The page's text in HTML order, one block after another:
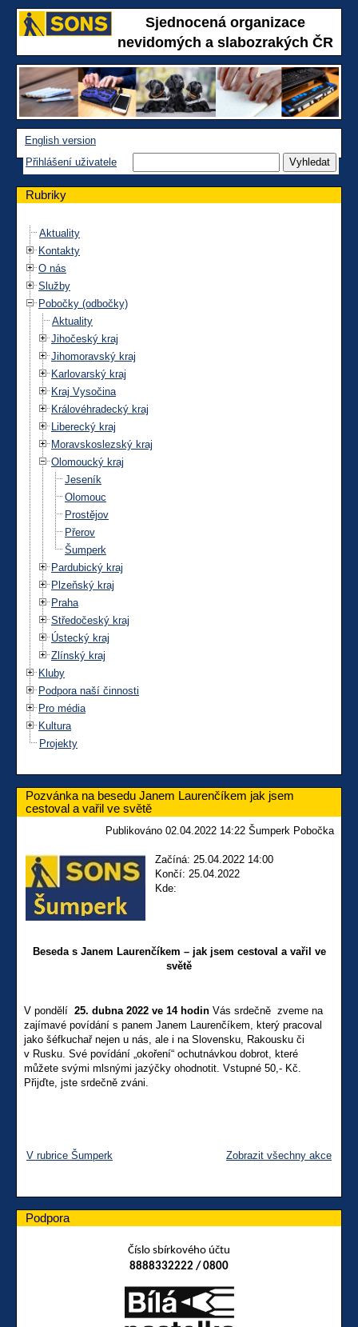
Sjednocená organizace
nevidomých a slabozrakých ČR
English version
Přihlášení uživatele
Rubriky
Aktuality
Kontakty
O nás
Služby
Pobočky (odbočky)
Aktuality
Jihočeský kraj
Jihomoravský kraj
Karlovarský kraj
Kraj Vysočina
Královéhradecký kraj
Liberecký kraj
Moravskoslezský kraj
Olomoucký kraj
Jeseník
Olomouc
Prostějov
Přerov
Šumperk
Pardubický kraj
Plzeňský kraj
Praha
Středočeský kraj
Ústecký kraj
Zlínský kraj
Kluby
Podpora naší činnosti
Pro média
Kultura
Projekty
Pozvánka na besedu Janem Laurenčíkem jak jsem
cestoval a vařil ve světě
Publikováno 02.04.2022 14:22 Šumperk Pobočka
Začíná: 25.04.2022 14:00
Končí: 25.04.2022
Kde:
Beseda s Janem Laurenčíkem –jak jsem cestoval a vařil ve
světě
V pondělí 25. dubna 2022 ve 14 hodin Vás srdečně zveme na
zajímavé povídání s panem Janem Laurenčíkem, který pracoval
jako šéfkuchař nejen u nás, ale i na Slovensku, Rakousku či
v Rusku. Své povídání „okoření“ ochutnávkou dobrot, které
můžete svými mlsnými jazýčky ohodnotit. Vstupné 50,- Kč.
Přijďte, jste srdečně zváni.
V rubrice Šumperk Zobrazit všechny akce
Podpora
Číslo sbírkového účtu
8888332222 / 0800